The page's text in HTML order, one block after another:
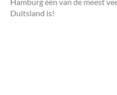
Duitsland is!